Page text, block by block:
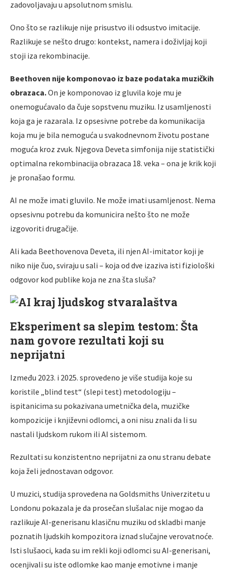
zadovoljavaju u apsolutnom smislu.
Ono što se razlikuje nije prisustvo ili odsustvo imitacije.
Razlikuje se nešto drugo: kontekst, namera i doživljaj koji
stoji iza rekombinacije.
Beethoven nije komponovao iz baze podataka muzičkih
obrazaca.On je komponovao iz gluvila koje mu je
onemogućavalo da čuje sopstvenu muziku. Iz usamljenosti
koja ga je razarala. Iz opsesivne potrebe da komunikacija
koja mu je bila nemoguća u svakodnevnom životu postane
moguća kroz zvuk. Njegova Deveta simfonija nije statistički
optimalna rekombinacija obrazaca 18. veka – ona je krik koji
je pronašao formu.
AI ne može imati gluvilo. Ne može imati usamljenost. Nema
opsesivnu potrebu da komunicira nešto što ne može
izgovoriti drugačije.
Ali kada Beethovenova Deveta, ili njen AI-imitator koji je
niko nije čuo, sviraju u sali – koja od dve izaziva isti fiziološki
odgovor kod publike koja ne zna šta sluša?
Eksperiment sa slepim testom: Šta
nam govore rezultati koji su
neprijatni
Između 2023. i 2025. sprovedeno je više studija koje su
koristile „blind test“ (slepi test) metodologiju –
ispitanicima su pokazivana umetnička dela, muzičke
kompozicije i književni odlomci, a oni nisu znali da li su
nastali ljudskom rukom ili AI sistemom.
Rezultati su konzistentno neprijatni za onu stranu debate
koja želi jednostavan odgovor.
U muzici, studija sprovedena na Goldsmiths Univerzitetu u
Londonu pokazala je da prosečan slušalac nije mogao da
razlikuje AI-generisanu klasičnu muziku od skladbi manje
poznatih ljudskih kompozitora iznad slučajne verovatnoće.
Isti slušaoci, kada su im rekli koji odlomci su AI-generisani,
ocenjivali su iste odlomke kao manje emotivne i manje